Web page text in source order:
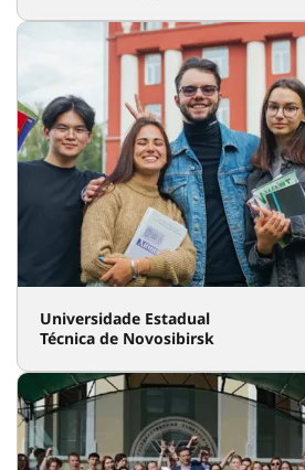
Universidade Estadual
Técnica de Novosibirsk